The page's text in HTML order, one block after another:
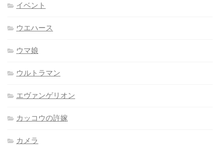
イベント
ウエハース
ウマ娘
ウルトラマン
エヴァンゲリオン
カッコウの許嫁
カメラ